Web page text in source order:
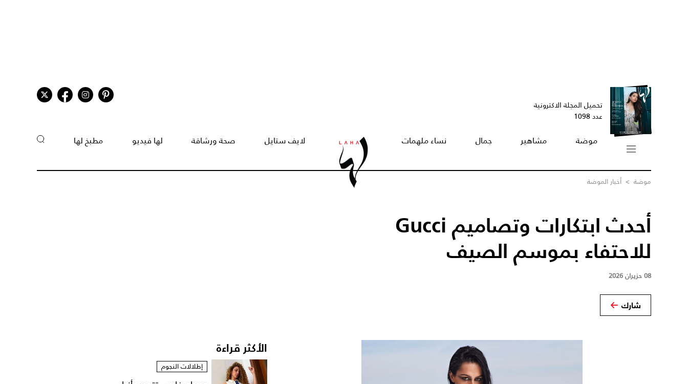
تحميل المجلة الاكترونية
عدد 1098
موضة مشاهير جمال نساء ملهمات لايف ستايل صحة ورشاقة لها فيديو مطبخ لها
موضة > أخبار الموضة
أحدث ابتكارات وتصاميم Gucci
للاحتفاء بموسم الصيف
08 حزيران 2026
شارك
الأكثر قراءة
إطلالات النجوم